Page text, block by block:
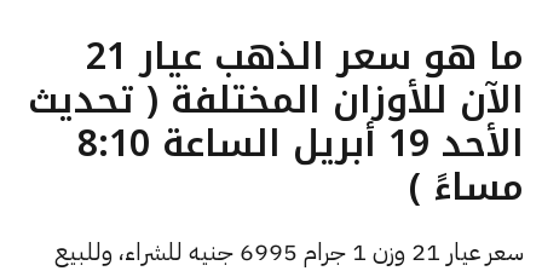
ما هو سعر الذهب عيار 21
الآن للأوزان المختلفة ( تحديث
الأحد 19 أبريل الساعة 8:10
مساءً )
سعر عيار 21 وزن 1 جرام 6995 جنيه للشراء، وللبيع